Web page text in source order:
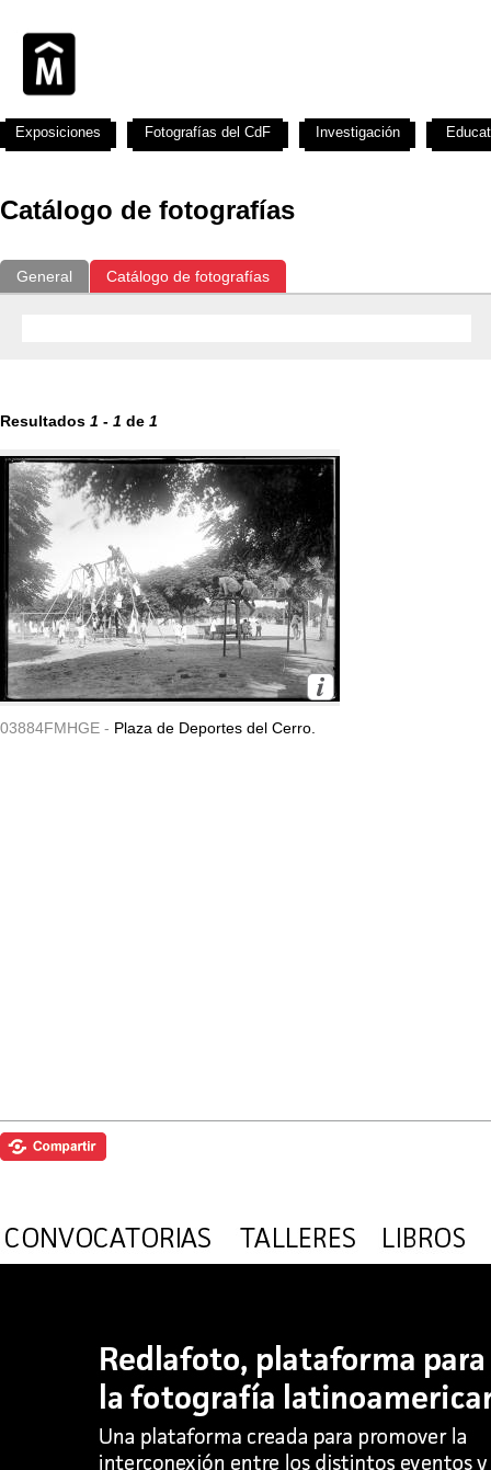
Catálogo de fotografías
General Catálogo de fotografías
Resultados 1 - 1 de 1
03884FMHGE - Plaza de Deportes del Cerro.
Exposiciones Fotografías del CdF Investigación